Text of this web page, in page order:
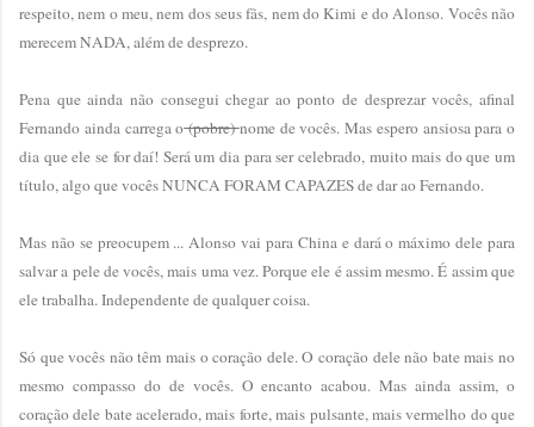
respeito, nem o meu, nem dos seus fãs, nem do Kimi e do Alonso. Vocês não
merecem NADA, além de desprezo.
Pena que ainda não consegui chegar ao ponto de desprezar vocês, afinal
Fernando ainda carrega o(pobre)nome de vocês. Mas espero ansiosa para o
dia que ele se for daí! Será um dia para ser celebrado, muito mais do que um
título, algo que vocês NUNCA FORAM CAPAZES de dar ao Fernando.
Mas não se preocupem ... Alonso vai para China e dará o máximo dele para
salvar a pele de vocês, mais uma vez. Porque ele é assim mesmo. É assim que
ele trabalha. Independente de qualquer coisa.
Só que vocês não têm mais o coração dele. O coração dele não bate mais no
mesmo compasso do de vocês. O encanto acabou. Mas ainda assim, o
coração dele bate acelerado, mais forte, mais pulsante, mais vermelho do que